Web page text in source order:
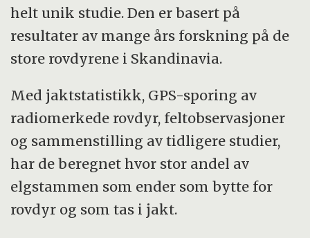
helt unik studie. Den er basert på
resultater av mange års forskning på de
store rovdyrene i Skandinavia.
Med jaktstatistikk, GPS-sporing av
radiomerkede rovdyr, feltobservasjoner
og sammenstilling av tidligere studier,
har de beregnet hvor stor andel av
elgstammen som ender som bytte for
rovdyr og som tas i jakt.